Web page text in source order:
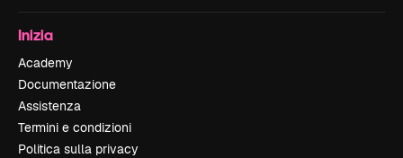
Inizia
Academy
Documentazione
Assistenza
Termini e condizioni
Politica sulla privacy